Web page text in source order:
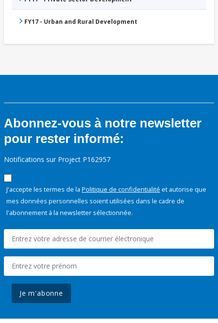
FY17 - Urban and Rural Development
Abonnez-vous à notre newsletter
pour rester informé:
Notifications sur Project P162957
J'accepte les termes de la Politique de confidentialité et autorise que
mes données personnelles soient utilisées dans le cadre de
l'abonnement à la newsletter sélectionnée.
Je m'abonne